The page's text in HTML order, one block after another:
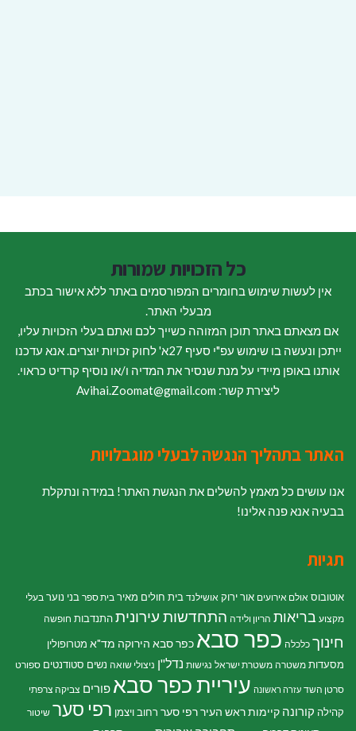
כל הזכויות שמורות
אין לעשות שימוש בחומרים המפורסמים באתר ללא אישור בכתב
מבעלי האתר.
אם מצאתם באתר תוכן המזוהה כשייך לכם ואתם בעלי הזכויות עליו,
ייתכן ונעשה בו שימוש עפ"י סעיף 27א' לחוק זכויות יוצרים. אנא עדכנו
אותנו באופן מיידי על מנת שנסיר את המדיה ו/או נוסיף קרדיט כראוי.
ליצירת קשר: Avihai.Zoomat@gmail.com
האתר בתהליך הנגשה לבעלי מוגבלויות
אנו עושים כל מאמץ להשלים את הנגשת האתר! במידה ונתקלת
בבעיה אנא פנה אלינו!
תגיות
אוטובוס אולם אירועים אור ירוק אושילנד בית חולים מאיר בית ספר בני נוער בעלי
מקצוע בריאות הריון ולידה התחדשות עירוניתהתנדבות חופשה
חינוך כלכלה כפר סבא כפר סבא הירוקה מד"א מטרופולין
מסעדות משטרה משטרת ישראל נגישות נדל"ן ניצולי שואה נשים סטודנטים ספורט
סרטן השד עזרה ראשונה עיריית כפר סבא פורים צביקה צרפתי
קהילה קורונה קיימותראש העיר רפי סער רחוב ויצמן רפי סער שיטור